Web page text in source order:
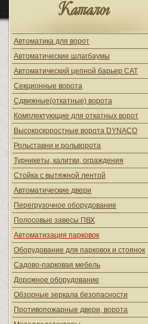
Каталог
Автоматика для ворот
Автоматические шлагбаумы
Автоматический цепной барьер CAT
Секционные ворота
Сдвижные(откатные) ворота
Комплектующие для откатных ворот
Высокоскоростные ворота DYNACO
Рольставни и рольворота
Турникеты, калитки, ограждения
Стойка с вытяжной лентой
Автоматические двери
Перегрузочное оборудование
Полосовые завесы ПВХ
Автоматизация парковок
Оборудование для парковок и стоянок
Садово-парковая мебель
Дорожное оборудование
Обзорные зеркала безопасности
Противопожарные двери, ворота